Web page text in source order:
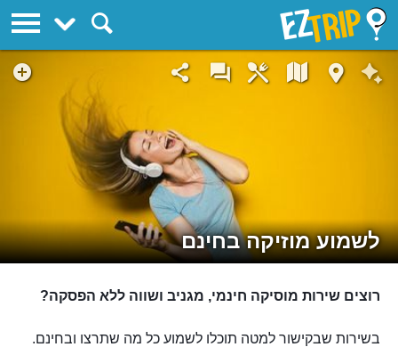
לשמוע מוזיקה בחינם
רוצים שירות מוסיקה חינמי, מגניב ושווה ללא הפסקה?
בשירות שבקישור למטה תוכלו לשמוע כל מה שתרצו ובחינם.
EZTrip